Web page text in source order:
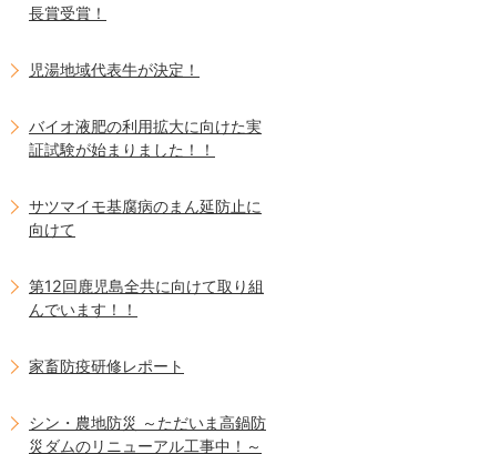
長賞受賞！
児湯地域代表牛が決定！
バイオ液肥の利用拡大に向けた実
証試験が始まりました！！
サツマイモ基腐病のまん延防止に
向けて
第12回鹿児島全共に向けて取り組
んでいます！！
家畜防疫研修レポート
シン・農地防災 ～ただいま高鍋防
災ダムのリニューアル工事中！～